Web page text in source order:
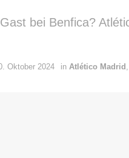
bei Benfica?
Oktober 2024 in Atlético Madrid